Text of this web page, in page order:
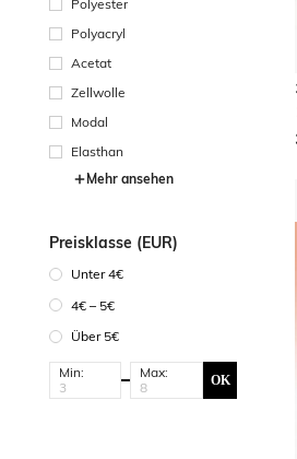
Polyester
Polyacryl
Acetat
Zellwolle
Modal
Elasthan
Mehr ansehen
Preisklasse (EUR)
Unter 4€
4€ – 5€
Über 5€
Min: Max: OK